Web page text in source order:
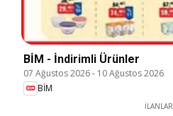
BİM - İndirimli Ürünler
07 Ağustos 2026- 10 Ağustos 2026
BİM
İLANLAR